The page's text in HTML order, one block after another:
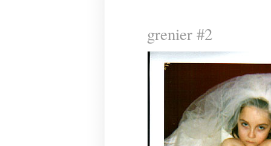
grenier #2